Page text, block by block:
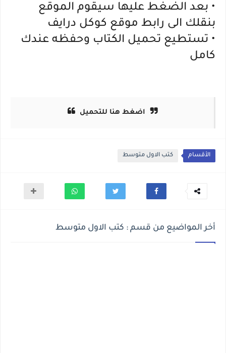
• بعد الضغط عليها سيقوم الموقع
بنقلك الى رابط موقع كوكل درايف
• تستطيع تحميل الكتاب وحفظه عندك
كامل
اضغط هنا للتحميل
الأقسام كتب الاول متوسط
أخر المواضيع من قسم : كتب الاول متوسط